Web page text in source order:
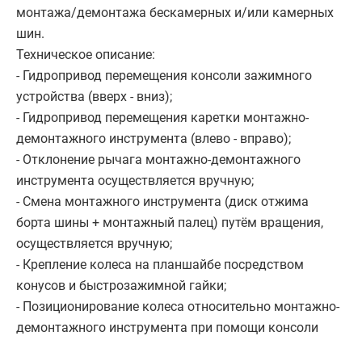
монтажа/демонтажа бескамерных и/или камерных
шин.
Техническое описание:
- Гидропривод перемещения консоли зажимного
устройства (вверх - вниз);
- Гидропривод перемещения каретки монтажно-
демонтажного инструмента (влево - вправо);
- Отклонение рычага монтажно-демонтажного
инструмента осуществляется вручную;
- Смена монтажного инструмента (диск отжима
борта шины + монтажный палец) путём вращения,
осуществляется вручную;
- Крепление колеса на планшайбе посредством
конусов и быстрозажимной гайки;
- Позиционирование колеса относительно монтажно-
демонтажного инструмента при помощи консоли